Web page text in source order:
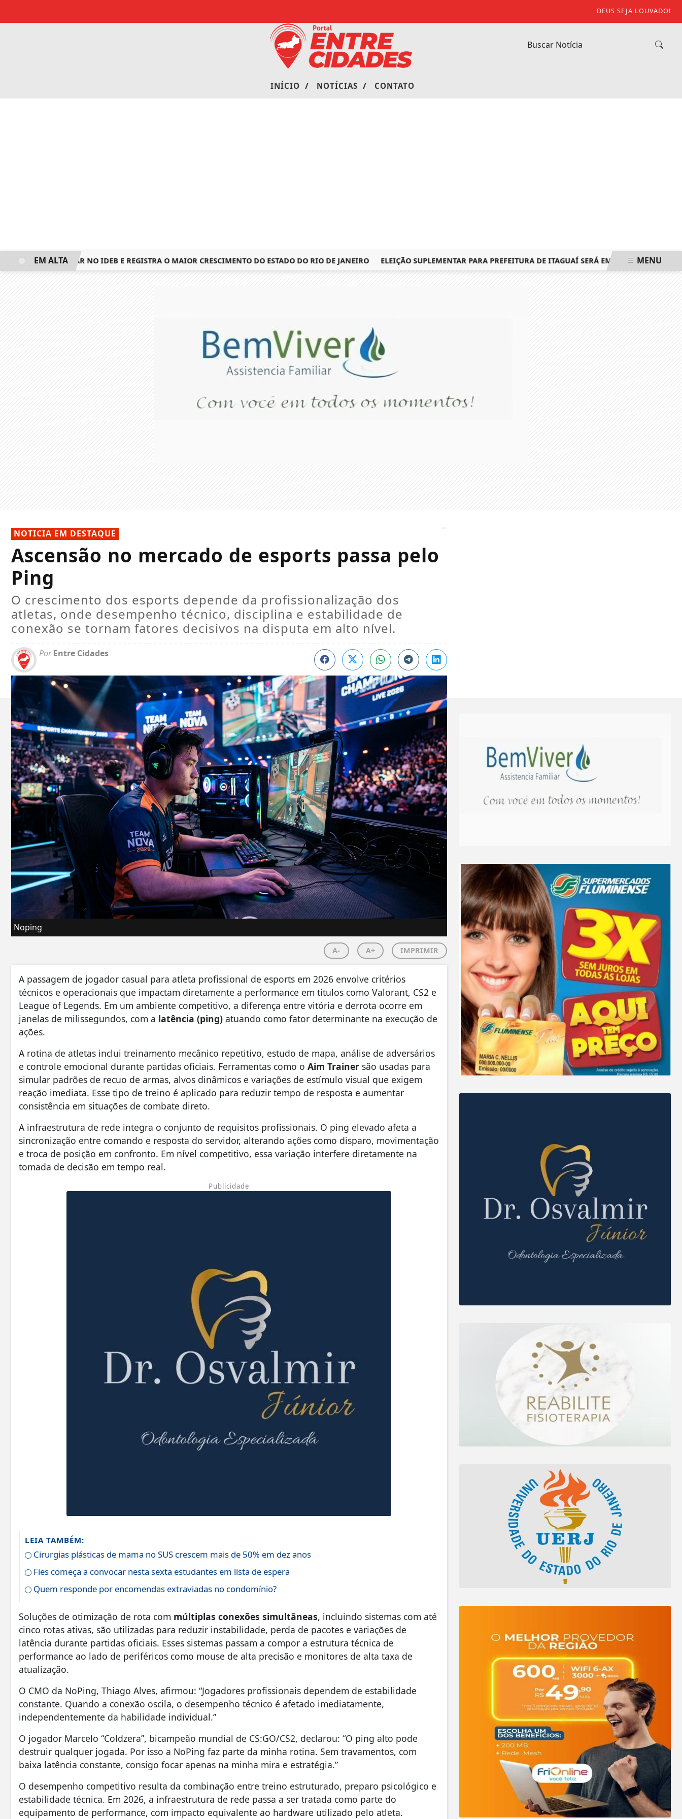
DEUS SEJA LOUVADO!
INÍCIO / NOTÍCIAS / CONTATO
3º LUGAR NO IDEB E REGISTRA O MAIOR CRESCIMENTO DO ESTADO DO RIO DE JANEIRO ELEIÇÃO SUPLEMENTAR PARA PREFEITURA DE ITAGUAÍ SERÁ EM 25 DE OUTUBRO,
EM ALTA MENU
NOTICIA EM DESTAQUE
Ascensão no mercado de esports passa pelo
Ping
O crescimento dos esports depende da profissionalização dos
atletas, onde desempenho técnico, disciplina e estabilidade de
conexão se tornam fatores decisivos na disputa em alto nível.
PorEntre Cidades
Noping
A- A+ IMPRIMIR
A passagem de jogador casual para atleta profissional de esports em 2026 envolve critérios
técnicos e operacionais que impactam diretamente a performance em títulos como Valorant, CS2 e
League of Legends. Em um ambiente competitivo, a diferença entre vitória e derrota ocorre em
janelas de milissegundos, com a latência (ping) atuando como fator determinante na execução de
ações.
A rotina de atletas inclui treinamento mecânico repetitivo, estudo de mapa, análise de adversários
e controle emocional durante partidas oficiais. Ferramentas como o Aim Trainer são usadas para
simular padrões de recuo de armas, alvos dinâmicos e variações de estímulo visual que exigem
reação imediata. Esse tipo de treino é aplicado para reduzir tempo de resposta e aumentar
consistência em situações de combate direto.
A infraestrutura de rede integra o conjunto de requisitos profissionais. O ping elevado afeta a
sincronização entre comando e resposta do servidor, alterando ações como disparo, movimentação
e troca de posição em confronto. Em nível competitivo, essa variação interfere diretamente na
tomada de decisão em tempo real.
Publicidade
LEIA TAMBÉM:
Cirurgias plásticas de mama no SUS crescem mais de 50% em dez anos
Fies começa a convocar nesta sexta estudantes em lista de espera
Quem responde por encomendas extraviadas no condomínio?
Soluções de otimização de rota com múltiplas conexões simultâneas, incluindo sistemas com até
cinco rotas ativas, são utilizadas para reduzir instabilidade, perda de pacotes e variações de
latência durante partidas oficiais. Esses sistemas passam a compor a estrutura técnica de
performance ao lado de periféricos como mouse de alta precisão e monitores de alta taxa de
atualização.
O CMO da NoPing, Thiago Alves, afirmou: “Jogadores profissionais dependem de estabilidade
constante. Quando a conexão oscila, o desempenho técnico é afetado imediatamente,
independentemente da habilidade individual.”
O jogador Marcelo “Coldzera”, bicampeão mundial de CS:GO/CS2, declarou: “O ping alto pode
destruir qualquer jogada. Por isso a NoPing faz parte da minha rotina. Sem travamentos, com
baixa latência constante, consigo focar apenas na minha mira e estratégia.”
O desempenho competitivo resulta da combinação entre treino estruturado, preparo psicológico e
estabilidade técnica. Em 2026, a infraestrutura de rede passa a ser tratada como parte do
equipamento de performance, com impacto equivalente ao hardware utilizado pelo atleta.